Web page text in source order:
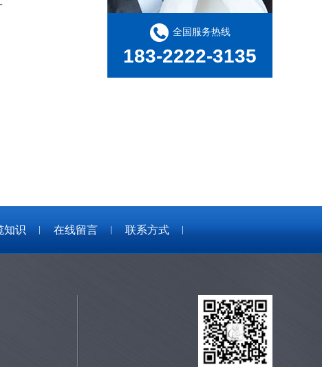
全国服务热线
183-2222-3135
知识 在线留言 联系方式